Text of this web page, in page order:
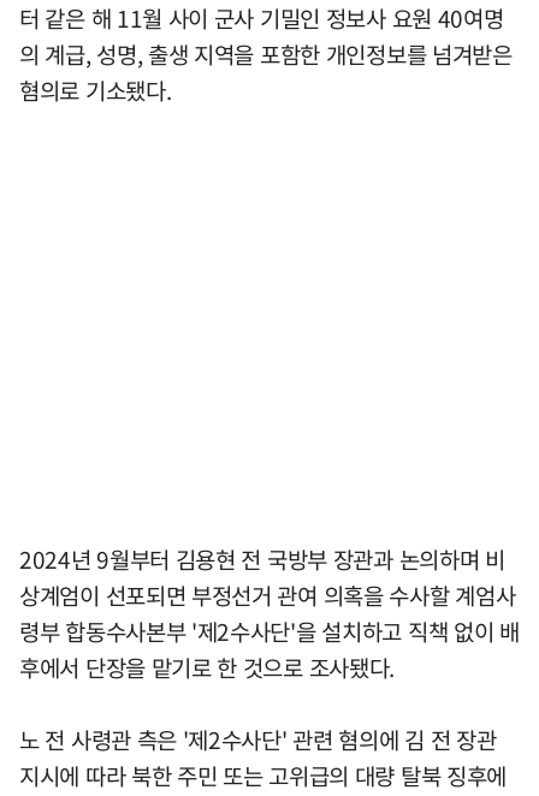
터 같은 해 11월 사이 군사 기밀인 정보사 요원 40여명
의 계급, 성명, 출생 지역을 포함한 개인정보를 넘겨받은
혐의로 기소됐다.
2024년 9월부터 김용현 전 국방부 장관과 논의하며 비
상계엄이 선포되면 부정선거 관여 의혹을 수사할 계엄사
령부 합동수사본부 '제2수사단'을 설치하고 직책 없이 배
후에서 단장을 맡기로 한 것으로 조사됐다.
노 전 사령관 측은 '제2수사단' 관련 혐의에 김 전 장관
지시에 따라 북한 주민 또는 고위급의 대량 탈북 징후에